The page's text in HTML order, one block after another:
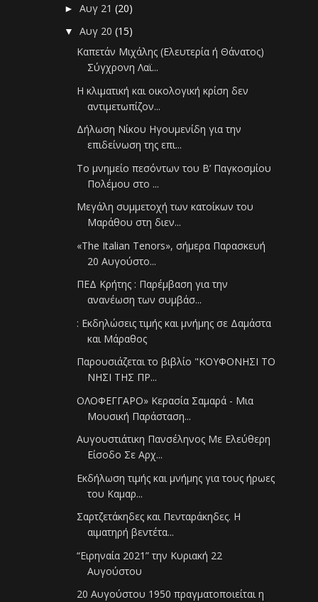
►Αυγ 21(20)
▼Αυγ 20(15)
Καπετάν Μιχάλης (Ελευτερία ή Θάνατος)
Σύγχρονη Λαϊ...
Η κλιματική και οικολογική κρίση δεν
αντιμετωπίζον...
Δήλωση Νίκου Ηγουμενίδη για την
επιδείνωση της επι...
Το μνημείο πεσόντων του Β’ Παγκοσμίου
Πολέμου στο ...
Μεγάλη συμμετοχή των κατοίκων του
Μαράθου στη διεν...
«The Italian Tenors», σήμερα Παρασκευή
20 Αυγούστο...
ΠΕΔ Κρήτης : Παρέμβαση για την
ανανέωση των συμβάσ...
: Εκδηλώσεις τιμής και μνήμης σε Δαμάστα
και Μάραθος
Παρουσιάζεται το βιβλίο "ΚΟΥΦΟΝΗΣΙ ΤΟ
ΝΗΣΙ ΤΗΣ ΠΡ...
ΟΛΟΦΕΓΓΑΡΟ» Κερασία Σαμαρά - Μια
Μουσική Παράσταση...
Αυγουστιάτικη Πανσέληνος Με Ελεύθερη
Είσοδο Σε Αρχ...
Εκδήλωση τιμής και μνήμης για τους ήρωες
του Καμαρ...
Σαρτζετάκηδες και Πενταράκηδες. Η
αιματηρή βεντέτα...
“Ειρηναία 2021” την Κυριακή 22
Αυγούστου
20 Αυγούστου 1950 πραγματοποιείται η